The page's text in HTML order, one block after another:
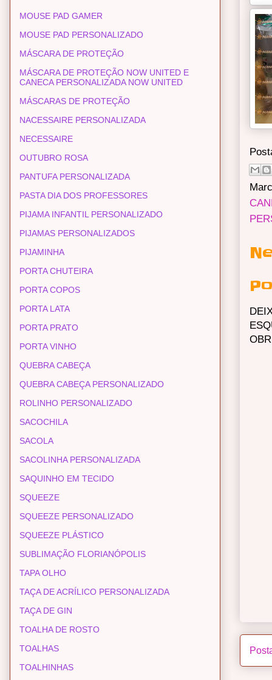
MOUSE PAD GAMER
MOUSE PAD PERSONALIZADO
MÁSCARA DE PROTEÇÃO
MÁSCARA DE PROTEÇÃO NOW UNITED E
CANECA PERSONALIZADA NOW UNITED
MÁSCARAS DE PROTEÇÃO
NACESSAIRE PERSONALIZADA
NECESSAIRE
OUTUBRO ROSA
PANTUFA PERSONALIZADA
PASTA DIA DOS PROFESSORES
PIJAMA INFANTIL PERSONALIZADO
PIJAMAS PERSONALIZADOS
PIJAMINHA
PORTA CHUTEIRA
PORTA COPOS
PORTA LATA
PORTA PRATO
PORTA VINHO
QUEBRA CABEÇA
QUEBRA CABEÇA PERSONALIZADO
ROLINHO PERSONALIZADO
SACOCHILA
SACOLA
SACOLINHA PERSONALIZADA
SAQUINHO EM TECIDO
SQUEEZE
SQUEEZE PERSONALIZADO
SQUEEZE PLÁSTICO
SUBLIMAÇÃO FLORIANÓPOLIS
TAPA OLHO
TAÇA DE ACRÍLICO PERSONALIZADA
TAÇA DE GIN
TOALHA DE ROSTO
TOALHAS
TOALHINHAS